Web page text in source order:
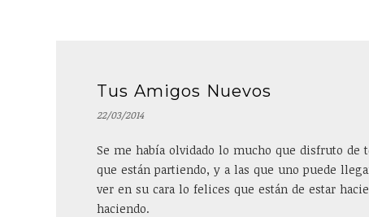
Tus Amigos Nuevos
22/03/2014
Se me había olvidado lo mucho que disfruto de
que están partiendo, y a las que uno puede
ver en su cara lo felices que están de estar
haciendo.